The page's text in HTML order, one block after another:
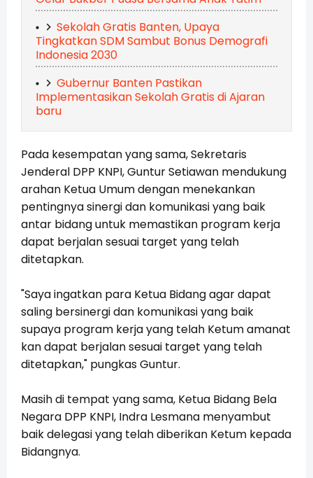
Sekolah Gratis Banten, Upaya
Tingkatkan SDM Sambut Bonus Demografi
Indonesia 2030
Gubernur Banten Pastikan
Implementasikan Sekolah Gratis di Ajaran
baru
Pada kesempatan yang sama, Sekretaris
Jenderal DPP KNPI, Guntur Setiawan mendukung
arahan Ketua Umum dengan menekankan
pentingnya sinergi dan komunikasi yang baik
antar bidang untuk memastikan program kerja
dapat berjalan sesuai target yang telah
ditetapkan.
"Saya ingatkan para Ketua Bidang agar dapat
saling bersinergi dan komunikasi yang baik
supaya program kerja yang telah Ketum amanat
kan dapat berjalan sesuai target yang telah
ditetapkan," pungkas Guntur.
Masih di tempat yang sama, Ketua Bidang Bela
Negara DPP KNPI, Indra Lesmana menyambut
baik delegasi yang telah diberikan Ketum kepada
Bidangnya.